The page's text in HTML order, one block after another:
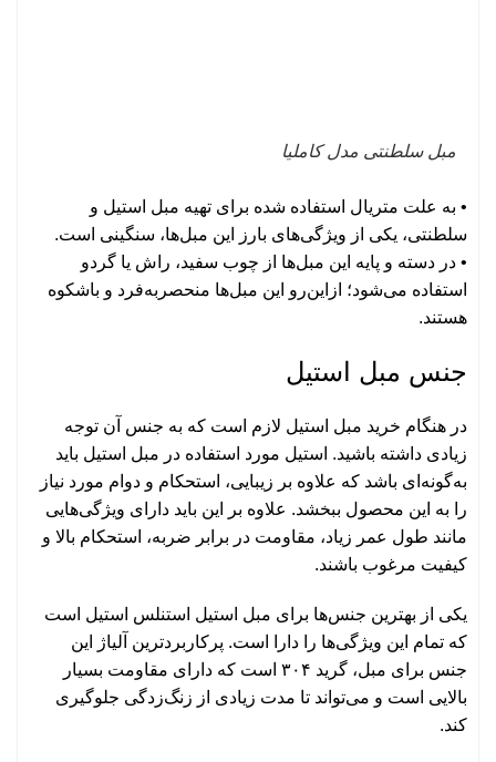
مبل سلطنتی مدل کاملیا
• به علت متریال استفاده شده برای تهیه مبل استیل و
سلطنتی، یکی از ویژگی‌های بارز این مبل‌ها، سنگینی است.
• در دسته و پایه این مبل‌ها از چوب سفید، راش یا گردو
استفاده می‌شود؛ ازاین‌رو این مبل‌ها منحصربه‌فرد و باشکوه
هستند.
جنس مبل استیل
در هنگام خرید مبل استیل لازم است که به جنس آن توجه
زیادی داشته باشید. استیل مورد استفاده در مبل استیل باید
به‌گونه‌ای باشد که علاوه بر زیبایی، استحکام و دوام مورد نیاز
را به این محصول ببخشد. علاوه بر این باید دارای ویژگی‌هایی
مانند طول عمر زیاد، مقاومت در برابر ضربه، استحکام بالا و
کیفیت مرغوب باشند.
یکی از بهترین جنس‌ها برای مبل استیل استنلس استیل است
که تمام این ویژگی‌ها را دارا است. پرکاربردترین آلیاژ این
جنس برای مبل، گرید ۳۰۴ است که دارای مقاومت بسیار
بالایی است و می‌تواند تا مدت زیادی از زنگ‌زدگی جلوگیری
کند.